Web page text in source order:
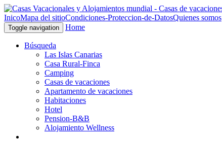
InicoMapa del sitioCondiciones-Proteccion-de-DatosQuienes somos
Toggle navigation Home
Búsqueda
Las Islas Canarias
Casa Rural-Finca
Camping
Casas de vacaciones
Apartamento de vacaciones
Habitaciones
Hotel
Pension-B&B
Alojamiento Wellness